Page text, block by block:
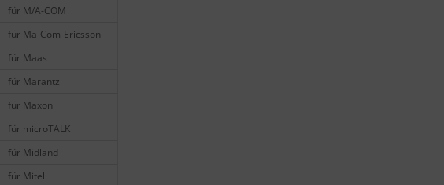
für M/A-COM
für Ma-Com-Ericsson
für Maas
für Marantz
für Maxon
für microTALK
für Midland
für Mitel